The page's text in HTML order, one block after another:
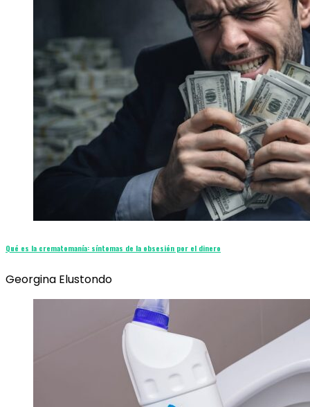
Qué es la crematomanía: síntomas de la obsesión por el dinero
Georgina Elustondo